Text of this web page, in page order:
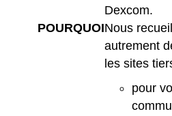
Dexcom.
POURQUOINous
autrement
les sites
pour